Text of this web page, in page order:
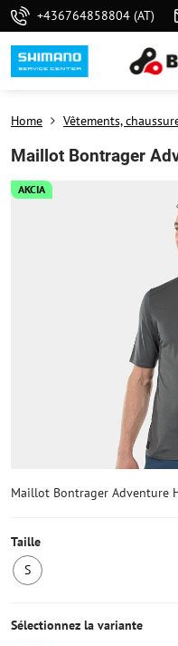
+436764858804 (AT)
AKCIA
Home Vêtements,
Maillot Bontrager
Maillot Bontrager Adventure
Taille
S
stock
Sélectionnez la variante